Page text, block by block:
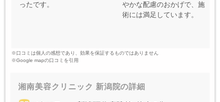
ったです。
やかな配慮のおかげで、施
術には満足しています。
※口コミは個人の感想であり、効果を保証するものではありません
※Google mapの口コミを引用
湘南美容クリニック 新潟院の詳細